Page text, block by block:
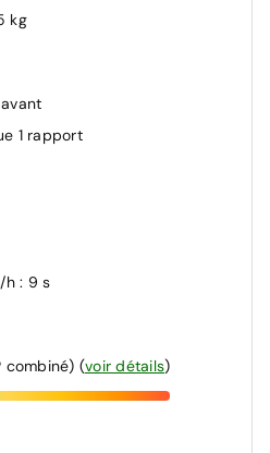
kg
1 rapport
h : 9 s
combiné) (voir détails)